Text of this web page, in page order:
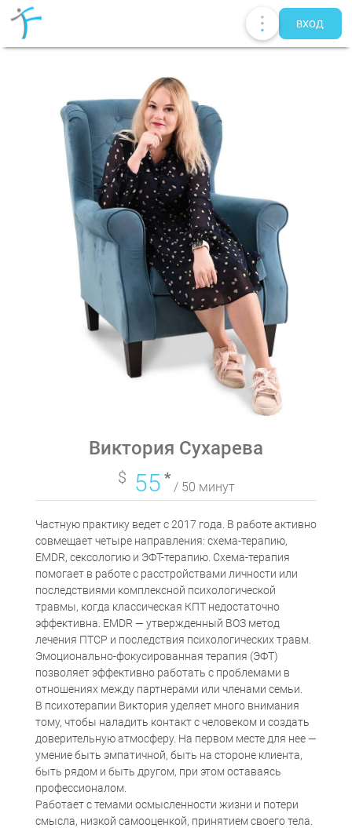
Публикации
Терапевты
UAENRU
ВХОД
Виктория Сухарева
$ 55*
/ 50 минут
Частную практику ведет с 2017 года. В работе активно
совмещает четыре направления: схема-терапию,
EMDR, сексологию и ЭФТ-терапию. Схема-терапия
помогает в работе с расстройствами личности или
последствиями комплексной психологической
травмы, когда классическая КПТ недостаточно
эффективна. EMDR — утвержденный ВОЗ метод
лечения ПТСР и последствия психологических травм.
Эмоционально-фокусированная терапия (ЭФТ)
позволяет эффективно работать с проблемами в
отношениях между партнерами или членами семьи.
В психотерапии Виктория уделяет много внимания
тому, чтобы наладить контакт с человеком и создать
доверительную атмосферу. На первом месте для нее —
умение быть эмпатичной, быть на стороне клиента,
быть рядом и быть другом, при этом оставаясь
профессионалом.
Работает с темами осмысленности жизни и потери
смысла, низкой самооценкой, принятием своего тела.